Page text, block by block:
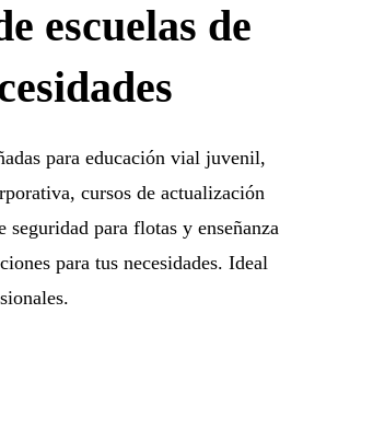
escuelas de
para educación vial juvenil,
cursos de actualización
para flotas y enseñanza
para tus necesidades. Ideal